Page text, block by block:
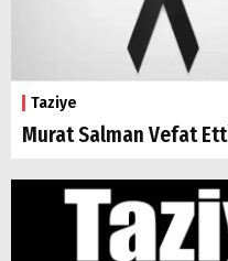
Taziye
Murat Salman Vefat